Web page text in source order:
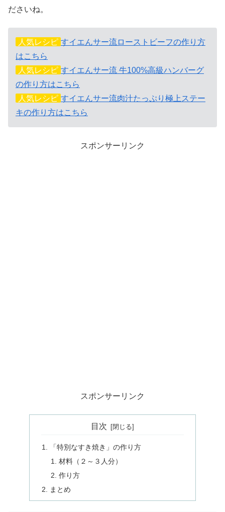
ださいね。
人気レシピ すイエんサー流ローストビーフの作り方
はこちら
人気レシピ すイエんサー流 牛100%高級ハンバーグ
の作り方はこちら
人気レシピ すイエんサー流肉汁たっぷり極上ステー
キの作り方はこちら
スポンサーリンク
スポンサーリンク
目次
「特別なすき焼き」の作り方
材料（２～３人分）
作り方
まとめ